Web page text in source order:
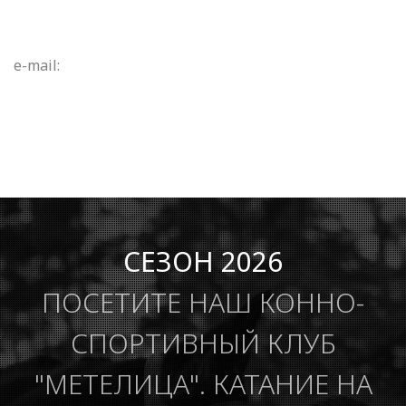
e-mail:
СЕЗОН 2026
ПОСЕТИТЕ НАШ КОННО-
СПОРТИВНЫЙ КЛУБ
"МЕТЕЛИЦА". КАТАНИЕ НА